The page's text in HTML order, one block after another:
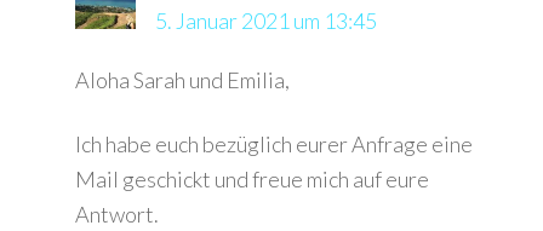
5. Januar 2021 um 13:45
Aloha Sarah und Emilia,
Ich habe euch bezüglich eurer Anfrage eine
Mail geschickt und freue mich auf eure
Antwort.